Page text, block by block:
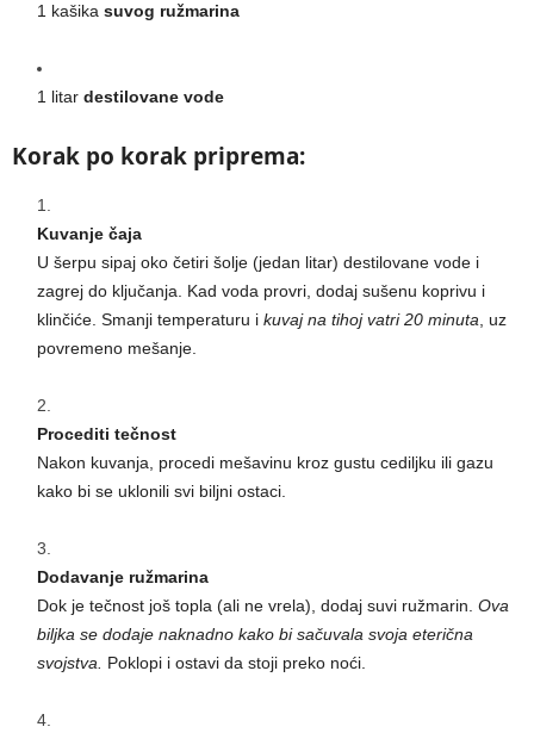
1 kašika suvog ružmarina
1 litar destilovane vode
Korak po korak priprema:
Kuvanje čaja
U šerpu sipaj oko četiri šolje (jedan litar) destilovane vode i
zagrej do ključanja. Kad voda provri, dodaj sušenu koprivu i
klinčiće. Smanji temperaturu i kuvaj na tihoj vatri 20 minuta, uz
povremeno mešanje.
Procediti tečnost
Nakon kuvanja, procedi mešavinu kroz gustu cediljku ili gazu
kako bi se uklonili svi biljni ostaci.
Dodavanje ružmarina
Dok je tečnost još topla (ali ne vrela), dodaj suvi ružmarin. Ova
biljka se dodaje naknadno kako bi sačuvala svoja eterična
svojstva. Poklopi i ostavi da stoji preko noći.